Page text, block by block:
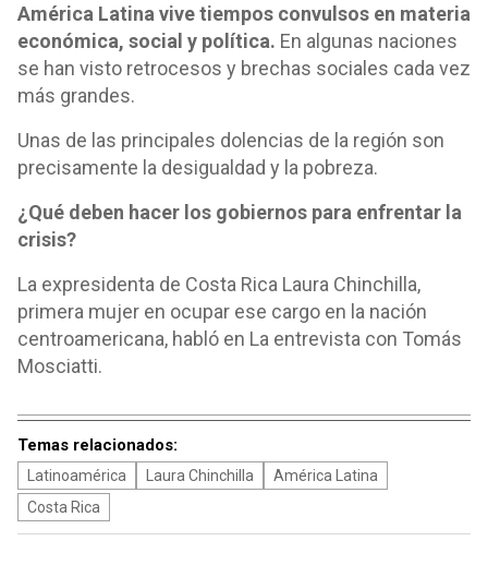
América Latina vive tiempos convulsos en materia
económica, social y política. En algunas naciones
se han visto retrocesos y brechas sociales cada vez
más grandes.
Unas de las principales dolencias de la región son
precisamente la desigualdad y la pobreza.
¿Qué deben hacer los gobiernos para enfrentar la
crisis?
La expresidenta de Costa Rica Laura Chinchilla,
primera mujer en ocupar ese cargo en la nación
centroamericana, habló en La entrevista con Tomás
Mosciatti.
Temas relacionados:
Latinoamérica Laura Chinchilla
América Latina
Costa Rica